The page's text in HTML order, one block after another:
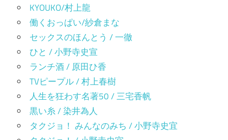
KYOUKO/村上龍
働くおっぱい/紗倉まな
セックスのほんとう / 一徹
ひと / 小野寺史宣
ランチ酒 / 原田ひ香
TVピープル / 村上春樹
人生を狂わす名著50 / 三宅香帆
黒い糸 / 染井為人
タクジョ！ みんなのみち / 小野寺史宜